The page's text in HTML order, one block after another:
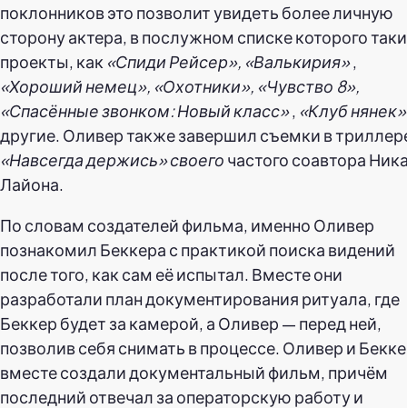
поклонников это позволит увидеть более личную
сторону актера, в послужном списке которого
проекты, как «Спиди Рейсер», «Валькирия»,
«Хороший немец», «Охотники», «Чувство 8»,
«Спасённые звонком: Новый класс», «Клуб нянек»
другие. Оливер также завершил съемки в
«Навсегда держись» своего частого соавтора
Лайона.
По словам создателей фильма, именно Оливер
познакомил Беккера с практикой поиска видений
после того, как сам её испытал. Вместе они
разработали план документирования ритуала, где
Беккер будет за камерой, а Оливер — перед ней,
позволив себя снимать в процессе. Оливер и
вместе создали документальный фильм, причём
последний отвечал за операторскую работу и